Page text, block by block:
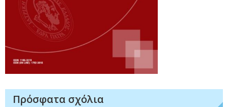
Πρόσφατα σχόλια